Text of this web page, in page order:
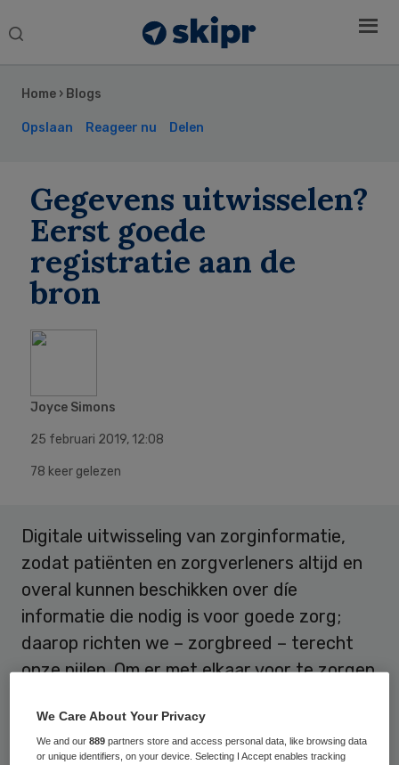
Search
Home › Blogs
Opslaan Reageer nu Delen
Gegevens uitwisselen?
Eerst goede
registratie aan de
bron
Joyce Simons
25 februari 2019, 12:08
78 keer gelezen
Digitale uitwisseling van zorginformatie,
zodat patiënten en zorgverleners altijd en
overal kunnen beschikken over díe
informatie die nodig is voor goede zorg;
daarop richten we – zorgbreed – terecht
onze pijlen. Om er met elkaar voor te zorgen
staande praktijk is, vestig ik hier graag uw
aandacht op het belang van het nemen van
Sidebar
We Care About Your Privacy
We and our889 partners store and access personal data, like browsing data
or unique identifiers, on your device. Selecting I Accept enables tracking